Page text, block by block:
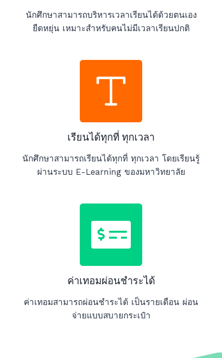
นักศึกษาสามารถบริหารเวลาเรียนได้ด้วยตนเอง
ยืดหยุ่น เหมาะสำหรับคนไม่มีเวลาเรียนปกติ
เรียนได้ทุกที่ ทุกเวลา
นักศึกษาสามารถเรียนได้ทุกที่ ทุกเวลา โดยเรียนรู้
ผ่านระบบ E-Learning ของมหาวิทยาลัย
ค่าเทอมผ่อนชำระได้
ค่าเทอมสามารถผ่อนชำระได้ เป็นรายเดือน ผ่อน
จ่ายแบบสบายกระเป๋า